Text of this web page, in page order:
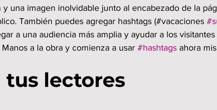
una imagen inolvidable junto al encabezado de la
También puedes agregar hashtags (#vacaciones
a una audiencia más amplia y ayudar a los
a la obra y comienza a usar #hashtags ahora
tus lectores